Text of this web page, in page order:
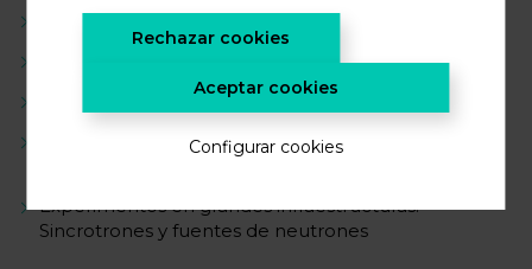
Ciencia de los materiales & química
Síntesis de compuestos polianiónicos
Difracción de rayos X y neutrones en polvo
Técnicas ex situ, in situ y operando (p. ej., difracción,
Experimentos en grandes infraestructuras:
Sincrotrones y fuentes de neutrones
Rechazar cookies
Aceptar cookies
Configurar cookies